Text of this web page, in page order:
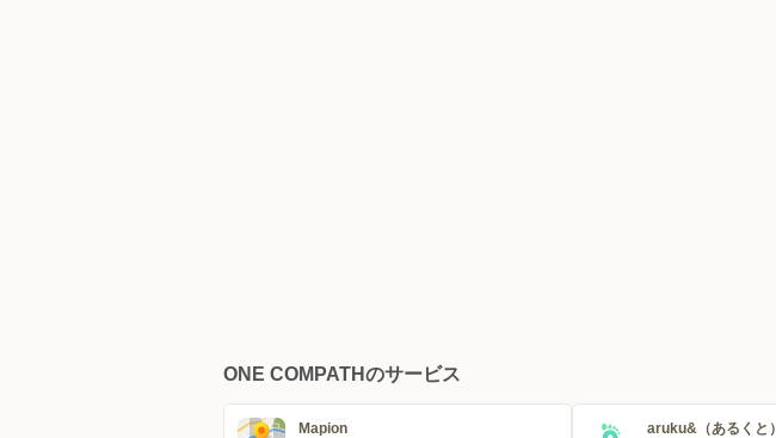
ONE COMPATHのサービス
Mapion
aruku&（あるくと）